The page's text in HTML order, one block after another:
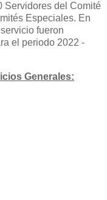
Servidores del Comité
Especiales. En
fueron
el periodo 2022 -
Generales: